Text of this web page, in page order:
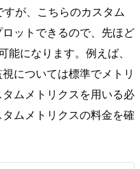
が、こちらのカスタム
ットできるので、先ほど
になります。例えば、
については標準でメトリ
ムメトリクスを用いる必
ムメトリクスの料金を確